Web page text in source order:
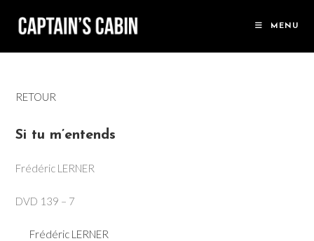
MENU
RETOUR
Si tu m’entends
Frédéric LERNER
DVD 139 – 7
Frédéric LERNER